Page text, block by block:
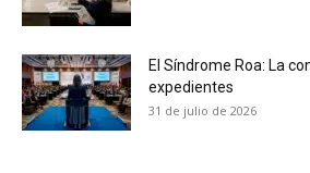
El Síndrome Roa: La
expedientes
31 de julio de 2026